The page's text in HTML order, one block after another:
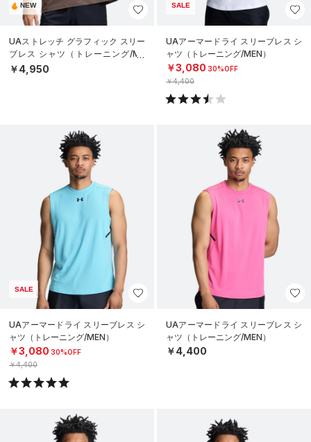
NEW
UAストレッチ グラフィック スリー
ブレス シャツ（トレーニング/ME
N）
￥4,950
SALE
UAアーマードライ スリーブレス シ
ャツ（トレーニング/MEN）
￥3,080 30%OFF
￥4,400
SALE
UAアーマードライ スリーブレス シ
ャツ（トレーニング/MEN）
￥3,080 30%OFF
￥4,400
UAアーマードライ スリーブレス シ
ャツ（トレーニング/MEN）
￥4,400